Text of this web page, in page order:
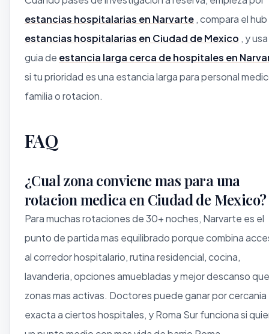
estancias hospitalarias en Narvarte , compara el
estancias hospitalarias en Ciudad de Mexico , y
guia de estancia larga cerca de hospitales en
si tu prioridad es una estancia larga para personal
familia o rotacion.
FAQ
¿Cual zona conviene mas para una
rotacion medica en Ciudad de Mexico?
Para muchas rotaciones de 30+ noches, Narvarte es el
punto de partida mas equilibrado porque combina
al corredor hospitalario, rutina residencial, cocina,
lavanderia, opciones amuebladas y mejor descanso que
zonas mas activas. Doctores puede ganar por cercania
exacta a ciertos hospitales, y Roma Sur funciona si